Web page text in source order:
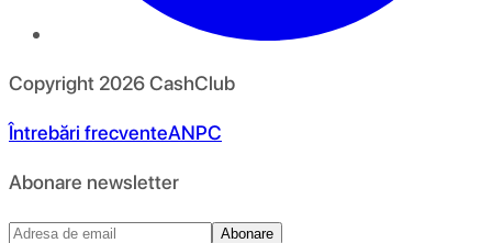
Copyright 2026CashClub
Întrebări frecventeANPC
Abonare newsletter
Abonare